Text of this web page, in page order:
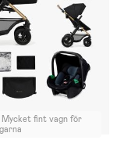
Mycket fint vagn för